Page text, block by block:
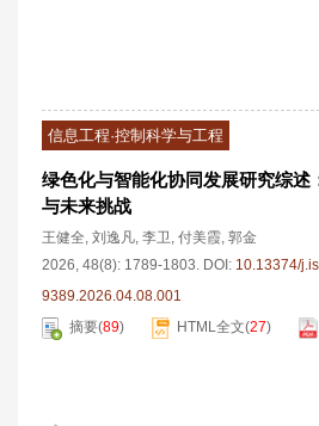
信息工程·控制科学与工程
绿色化与智能化协同发展研究综述
与未来挑战
王健全, 刘逸凡, 李卫, 付美霞, 郭金
2026, 48(8): 1789-1803. DOI: 10.13374/
9389.2026.04.08.001
摘要(89) HTML全文(27)